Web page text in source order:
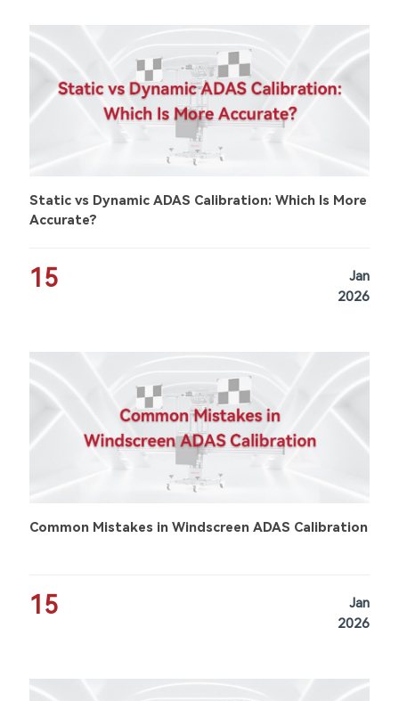
Static vs Dynamic ADAS Calibration: Which Is More
Accurate?
15
Jan
2026
Common Mistakes in Windscreen ADAS Calibration
15
Jan
2026